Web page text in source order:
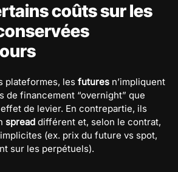
coûts sur les
plateformes, les futures n’impliquent
de financement “overnight” que
de levier. En contrepartie, ils
spread différent et, selon le contrat,
(ex. prix du future vs spot,
sur les perpétuels).